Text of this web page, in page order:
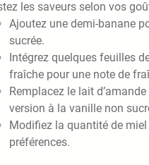
les saveurs selon vos
Ajoutez une demi-banane
sucrée.
Intégrez quelques feuilles
fraîche pour une note de
Remplacez le lait
version à la vanille non
Modifiez la quantité de
préférences.